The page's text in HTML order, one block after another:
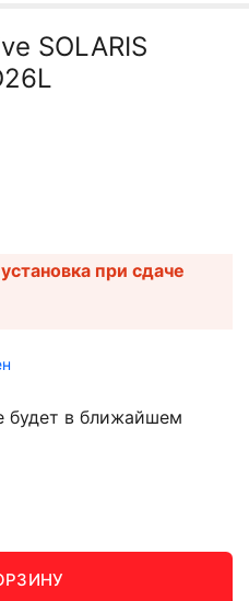
SOLARIS
при сдаче
будет в ближайшем